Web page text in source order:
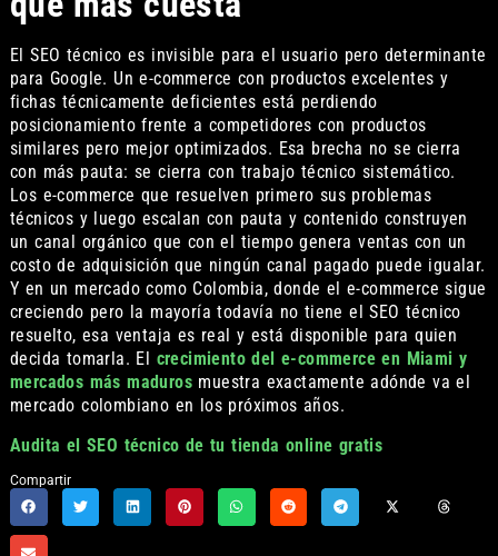
El SEO técnico es invisible para el usuario pero determinante
para Google. Un e-commerce con productos excelentes y
fichas técnicamente deficientes está perdiendo
posicionamiento frente a competidores con productos
similares pero mejor optimizados. Esa brecha no se cierra
con más pauta: se cierra con trabajo técnico sistemático.
Los e-commerce que resuelven primero sus problemas
técnicos y luego escalan con pauta y contenido construyen
un canal orgánico que con el tiempo genera ventas con un
costo de adquisición que ningún canal pagado puede igualar.
Y en un mercado como Colombia, donde el e-commerce sigue
creciendo pero la mayoría todavía no tiene el SEO técnico
resuelto, esa ventaja es real y está disponible para quien
decida tomarla. El crecimiento del e-commerce en Miami y
mercados más madurosmuestra exactamente adónde va el
mercado colombiano en los próximos años.
Audita el SEO técnico de tu tienda online gratis
Compartir